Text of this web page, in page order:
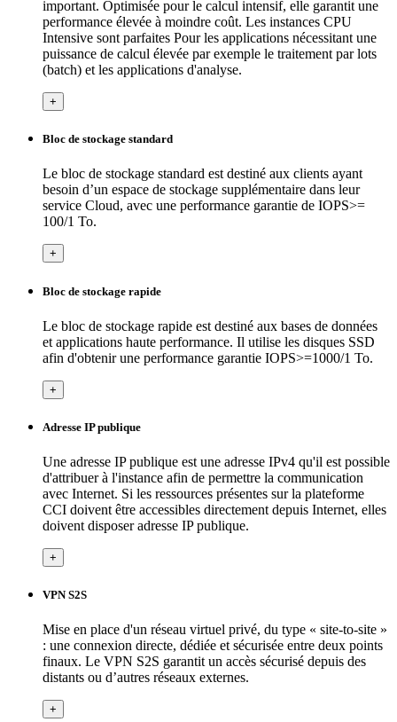
important. Optimisée pour le calcul intensif, elle garantit une
performance élevée à moindre coût. Les instances CPU
Intensive sont parfaites Pour les applications nécessitant une
puissance de calcul élevée par exemple le traitement par lots
(batch) et les applications d'analyse.
+
Bloc de stockage standard
Le bloc de stockage standard est destiné aux clients ayant
besoin d’un espace de stockage supplémentaire dans leur
service Cloud, avec une performance garantie de IOPS>=
100/1 To.
+
Bloc de stockage rapide
Le bloc de stockage rapide est destiné aux bases de données
et applications haute performance. Il utilise les disques SSD
afin d'obtenir une performance garantie IOPS>=1000/1 To.
+
Adresse IP publique
Une adresse IP publique est une adresse IPv4 qu'il est possible
d'attribuer à l'instance afin de permettre la communication
avec Internet. Si les ressources présentes sur la plateforme
CCI doivent être accessibles directement depuis Internet, elles
doivent disposer adresse IP publique.
+
VPN S2S
Mise en place d'un réseau virtuel privé, du type « site-to-site »
: une connexion directe, dédiée et sécurisée entre deux points
finaux. Le VPN S2S garantit un accès sécurisé depuis des
distants ou d’autres réseaux externes.
+